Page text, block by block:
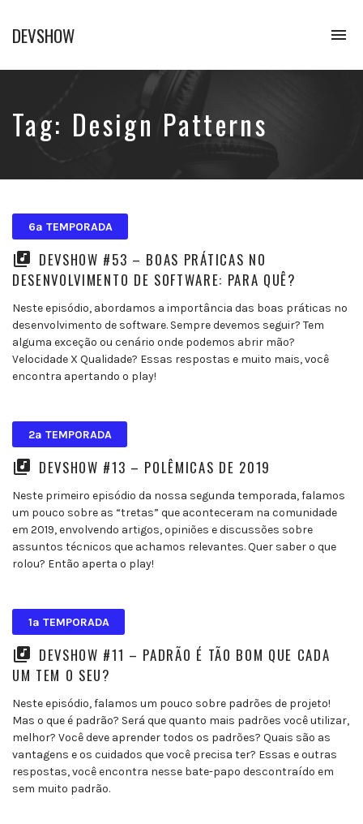
DEVSHOW
em
Tag: Design Patterns
6ª TEMPORADA
DEVSHOW #53 – BOAS PRÁTICAS NO
DESENVOLVIMENTO DE SOFTWARE: PARA QUÊ?
Neste episódio, abordamos a importância das boas práticas no
desenvolvimento de software. Sempre devemos seguir? Tem
alguma exceção ou cenário onde podemos abrir mão?
Velocidade X Qualidade? Essas respostas e muito mais, você
encontra apertando o play!
2ª TEMPORADA
DEVSHOW #13 – POLÊMICAS DE 2019
Neste primeiro episódio da nossa segunda temporada, falamos
um pouco sobre as “tretas” que aconteceram na comunidade
em 2019, envolvendo artigos, opiniões e discussões sobre
assuntos técnicos que achamos relevantes. Quer saber o que
rolou? Então aperta o play!
1ª TEMPORADA
DEVSHOW #11 – PADRÃO É TÃO BOM QUE CADA
UM TEM O SEU?
Neste episódio, falamos um pouco sobre padrões de projeto!
Mas o que é padrão? Será que quanto mais padrões você utilizar,
melhor? Você deve aprender todos os padrões? Quais são as
vantagens e os cuidados que você precisa ter? Essas e outras
respostas, você encontra nesse bate-papo descontraído em
sem muito padrão.